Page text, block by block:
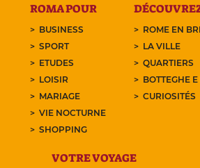
ROMA POUR
BUSINESS
SPORT
ETUDES
LOISIR
MARIAGE
VIE NOCTURNE
SHOPPING
ROME EN
LA VILLE
QUARTIERS
BOTTEGHE
CURIOSITÉS
VOTRE VOYAGE